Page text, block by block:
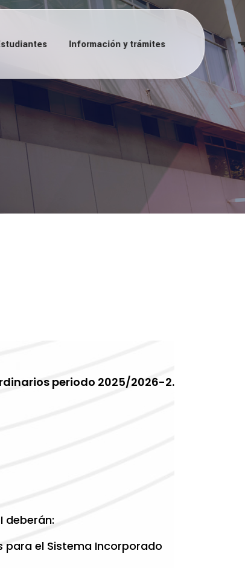
Información y trámites
periodo 2025/2026-2.
deberán:
para el Sistema Incorporado